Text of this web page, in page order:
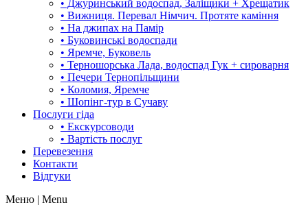
• Джуринський водоспад, Заліщики + Хрещатик
• Вижниця. Перевал Німчич. Протяте каміння
• На джипах на Памір
• Буковинські водоспади
• Яремче, Буковель
• Терношорська Лада, водоспад Гук + сироварня
• Печери Тернопільщини
• Коломия, Яремче
• Шопінг-тур в Сучаву
Послуги гіда
• Екскурсоводи
• Вартість послуг
Перевезення
Контакти
Відгуки
Меню | Menu